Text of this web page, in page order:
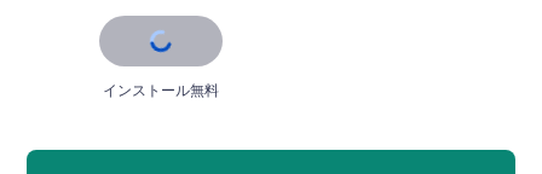
インストール無料